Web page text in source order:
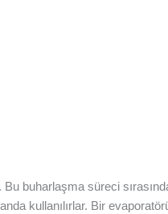
Bu buharlaşma süreci
kullanılırlar. Bir